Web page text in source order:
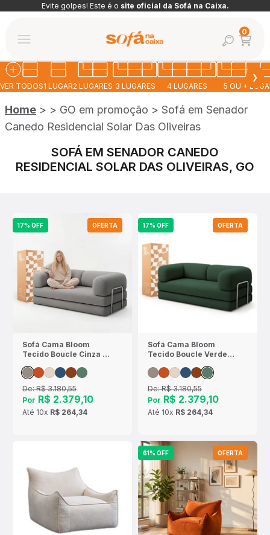
Pular para o conteúdoEvite golpes! Este é o site oficial da Sofá na Caixa.
Abrir menu de navegação
Sofá na Caixa
Abrir
Abrir
0
VER TODOS1 LUGAR2 LUGARES 3 LUGARES 4 LUGARES 5 OU +
❯
Home > > GO em promoção > Sofá em Senador
Canedo Residencial Solar Das Oliveiras
SOFÁ EM SENADOR CANEDO
RESIDENCIAL SOLAR DAS OLIVEIRAS, GO
17% OFF OFERTA
Sofá Cama Bloom
Tecido Boucle Cinza -
Sofá na Caixa
De:R$ 3.180,55
Por R$ 2.379,10
Até 10x R$ 264,34
17% OFF OFERTA
Sofá Cama Bloom
Tecido Boucle Verde
Musgo - Sofá na Caixa
De:R$ 3.180,55
Por R$ 2.379,10
Até 10x R$ 264,34
61% OFF OFERTA